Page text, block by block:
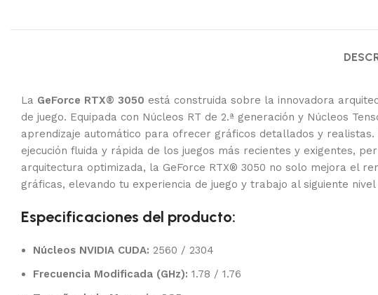
La GeForce RTX® 3050 está construida sobre la innovadora
de juego. Equipada con Núcleos RT de 2.ª generación y Núcleos
aprendizaje automático para ofrecer gráficos detallados y
ejecución fluida y rápida de los juegos más recientes y exigentes,
arquitectura optimizada, la GeForce RTX® 3050 no solo mejora el
gráficas, elevando tu experiencia de juego y trabajo al siguiente
Especificaciones del producto:
Núcleos NVIDIA CUDA: 2560 / 2304
Frecuencia Modificada (GHz): 1.78 / 1.76